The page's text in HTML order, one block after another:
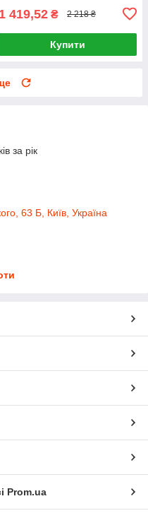
1 419,52 ₴ 2 218 ₴
Купити
за рік
63 Б, Київ, Україна
Prom.ua